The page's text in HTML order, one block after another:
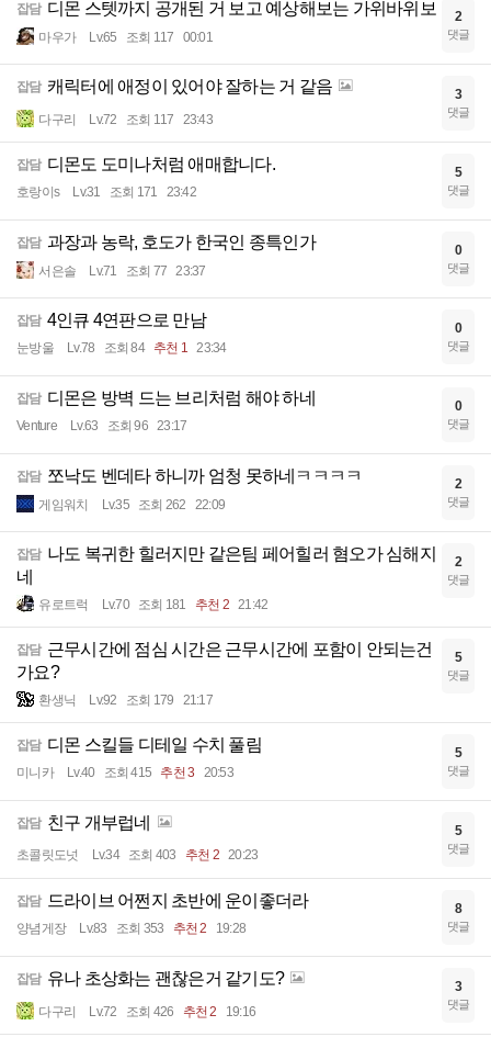
잡담 디몬 스텟까지 공개된 거 보고 예상해보는 가위바위보
마우가 Lv.65 조회 117 00:01
2
댓글
잡담 캐릭터에 애정이 있어야 잘하는 거 같음
다구리 Lv.72 조회 117 23:43
3
댓글
잡담 디몬도 도미나처럼 애매합니다.
호랑이s Lv.31 조회 171 23:42
5
댓글
잡담 과장과 농락, 호도가 한국인 종특인가
서은솔 Lv.71 조회 77 23:37
0
댓글
잡담 4인큐 4연판으로 만남
눈방울 Lv.78 조회 84 추천 1 23:34
0
댓글
잡담 디몬은 방벽 드는 브리처럼 해야 하네
Venture Lv.63 조회 96 23:17
0
댓글
잡담 쪼낙도 벤데타 하니까 엄청 못하네ㅋㅋㅋㅋ
게임워치 Lv.35 조회 262 22:09
2
댓글
잡담 나도 복귀한 힐러지만 같은팀 페어힐러 혐오가 심해지
네
유로트럭 Lv.70 조회 181 추천 2 21:42
2
댓글
잡담 근무시간에 점심 시간은 근무시간에 포함이 안되는건
가요?
환생닉 Lv.92 조회 179 21:17
5
댓글
잡담 디몬 스킬들 디테일 수치 풀림
미니카 Lv.40 조회 415 추천 3 20:53
5
댓글
잡담 친구 개부럽네
초콜릿도넛 Lv.34 조회 403 추천 2 20:23
5
댓글
잡담 드라이브 어쩐지 초반에 운이좋더라
양념게장 Lv.83 조회 353 추천 2 19:28
8
댓글
잡담 유나 초상화는 괜찮은거 같기도?
다구리 Lv.72 조회 426 추천 2 19:16
3
댓글